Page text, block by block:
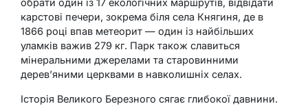
обрати один із 17 екологічних маршрутів, відвідати
карстові печери, зокрема біля села Княгиня, де в
1866 році впав метеорит — один із найбільших
уламків важив 279 кг. Парк також славиться
мінеральними джерелами та старовинними
дерев’яними церквами в навколишніх селах.
Історія Великого Березного сягає глибокої давнини.